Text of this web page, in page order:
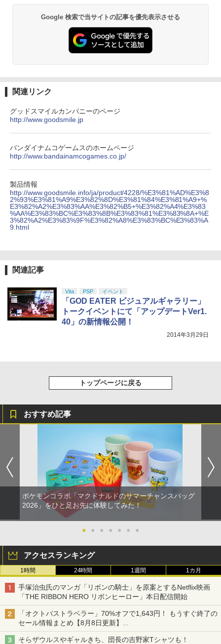
Google 検索で当サイトの記事を優先表示させる
関連リンク
グッドスマイルカンパニーのページ
http://www.goodsmile.jp
バンダイナムコゲームスのホームページ
http://www.bandainamcogames.co.jp/
製品情報
http://www.goodsmile.info/ja/product/4228/%E3%81%AD%E3%8
2%93%E3%81%A9%E3%82%8D%E3%81%84%E3%81%A9+%
E3%82%A2%E3%83%AA%E3%82%B5+%E3%82%A4%E3%83
%AA%E3%83%BC%E3%83%8B%E3%83%81%E3%83%8A+%E
3%82%A2%E3%83%9F%E3%82%A8%E3%83%BC%E3%83%A
9.html
関連記事
Vita PSP イベント
「GOD EATER ビジュアルギャラリー」
トークイベントにて「アップデートVer1.
40」の新情報公開！
2014年3月29日
トップページに戻る
おすすめ記事
ポケモンコラボ「マクドナルドのサマーチャンスバッグ
2026」をひと足お先に体験してみた！
● ● ● ● ● ● ●
アクセスランキング
1時間 24時間 1週間 1カ月
手塚治虫氏のマンガ「リボンの騎士」を原案とするNetflix映画
「THE RIBBON HERO リボンヒーロー」本日配信開始
「オクトパストラベラー」70%オフで1,643円！ もうすぐ終了の
セール情報まとめ【8月8日更新】
ニンテンドーeショップでは「大神 絶景版」が67%オフで990円
そらザウルスやギャルきち、団長の吉野家Tシャツも！